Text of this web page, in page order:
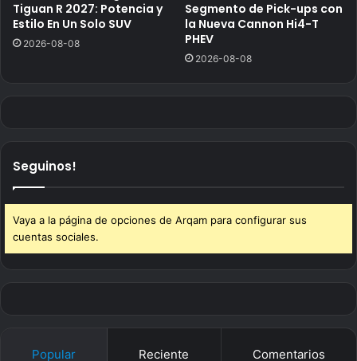
Tiguan R 2027: Potencia y
Estilo En Un Solo SUV
2026-08-08
Segmento de Pick-ups con
la Nueva Cannon Hi4-T
PHEV
2026-08-08
Seguinos!
Vaya a la página de opciones de Arqam para configurar sus
cuentas sociales.
Popular Reciente Comentarios